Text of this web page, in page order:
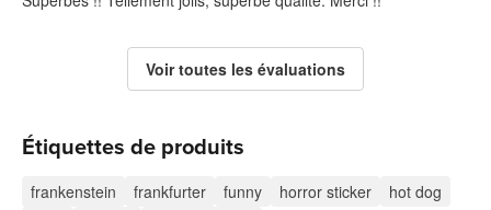
Voir toutes les évaluations
Étiquettes de produits
frankenstein frankfurter funny horror sticker
hot dog